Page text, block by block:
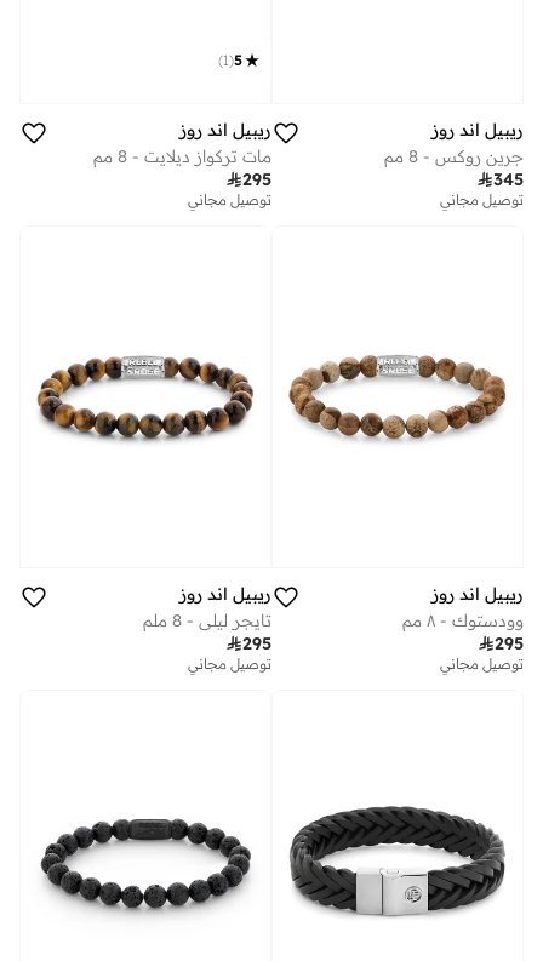
ريبيل اند روز
جرين روكس - 8 مم
345
توصيل مجاني
5
(
1
)
ريبيل اند روز
مات تركواز ديلايت - 8 مم
295
توصيل مجاني
ريبيل اند روز
وودستوك - ٨ مم
295
توصيل مجاني
ريبيل اند روز
تايجر ليلي - 8 ملم
295
توصيل مجاني